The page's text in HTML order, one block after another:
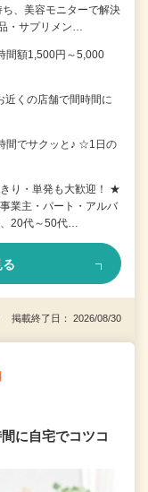
、美容モニターで解決
・サプリメン…
間額1,500円～5,000
くの店舗で間時間に
間でサクッと♪ ☆1日の
り・単発も大歓迎！ ★
業主・パート・アルバ
20代～50代…
掲載終了日： 2026/08/30
に自宅でコツコ